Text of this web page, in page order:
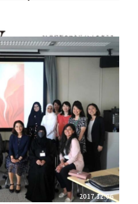
2018.08.27
あると気づいた」と回
ール「ANGLE」無意識バ
2018.05.15
のマネジメントを考え
2017.12.06